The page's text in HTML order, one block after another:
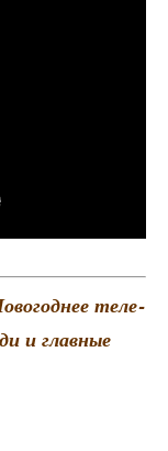
теле­
и глав­ные